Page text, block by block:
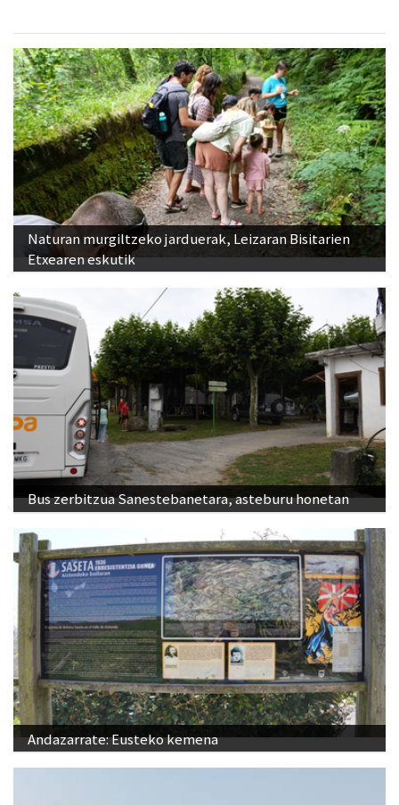
Naturan murgiltzeko jarduerak, Leizaran Bisitarien
Etxearen eskutik
Bus zerbitzua Sanestebanetara, asteburu honetan
Andazarrate: Eusteko kemena